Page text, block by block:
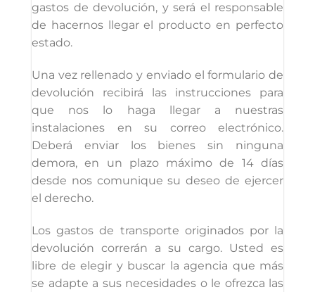
gastos de devolución, y será el responsable
de hacernos llegar el producto en perfecto
estado.
Una vez rellenado y enviado el formulario de
devolución recibirá las instrucciones para
que nos lo haga llegar a nuestras
instalaciones en su correo electrónico.
Deberá enviar los bienes sin ninguna
demora, en un plazo máximo de 14 días
desde nos comunique su deseo de ejercer
el derecho.
Los gastos de transporte originados por la
devolución correrán a su cargo. Usted es
libre de elegir y buscar la agencia que más
se adapte a sus necesidades o le ofrezca las